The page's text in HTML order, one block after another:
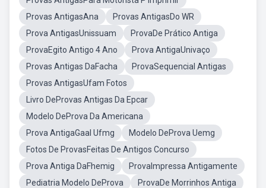
Provas AntigasAna
Provas AntigasDo WR
Prova AntigasUnissuam
ProvaDe Prático Antiga
ProvaEgito Antigo 4 Ano
Prova AntigaUnivaço
Provas Antigas DaFacha
ProvaSequencial Antigas
Provas AntigasUfam Fotos
Livro DeProvas Antigas Da Epcar
Modelo DeProva Da Americana
Prova AntigaGaal Ufmg
Modelo DeProva Uemg
Fotos De ProvasFeitas De Antigos Concurso
Prova Antiga DaFhemig
ProvaImpressa Antigamente
Pediatria Modelo DeProva
ProvaDe Morrinhos Antiga